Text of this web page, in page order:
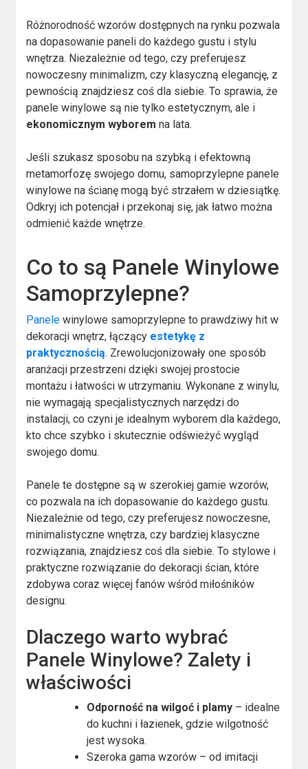
Różnorodność wzorów dostępnych na rynku pozwala
na dopasowanie paneli do każdego gustu i stylu
wnętrza. Niezależnie od tego, czy preferujesz
nowoczesny minimalizm, czy klasyczną elegancję, z
pewnością znajdziesz coś dla siebie. To sprawia, że
panele winylowe są nie tylko estetycznym, ale i
ekonomicznym wyborem na lata.
Jeśli szukasz sposobu na szybką i efektowną
metamorfozę swojego domu, samoprzylepne panele
winylowe na ścianę mogą być strzałem w dziesiątkę.
Odkryj ich potencjał i przekonaj się, jak łatwo można
odmienić każde wnętrze.
Co to są Panele Winylowe
Samoprzylepne?
Panele winylowe samoprzylepne to prawdziwy hit w
dekoracji wnętrz, łączący estetykę z
praktycznością. Zrewolucjonizowały one sposób
aranżacji przestrzeni dzięki swojej prostocie
montażu i łatwości w utrzymaniu. Wykonane z winylu,
nie wymagają specjalistycznych narzędzi do
instalacji, co czyni je idealnym wyborem dla każdego,
kto chce szybko i skutecznie odświeżyć wygląd
swojego domu.
Panele te dostępne są w szerokiej gamie wzorów,
co pozwala na ich dopasowanie do każdego gustu.
Niezależnie od tego, czy preferujesz nowoczesne,
minimalistyczne wnętrza, czy bardziej klasyczne
rozwiązania, znajdziesz coś dla siebie. To stylowe i
praktyczne rozwiązanie do dekoracji ścian, które
zdobywa coraz więcej fanów wśród miłośników
designu.
Dlaczego warto wybrać
Panele Winylowe? Zalety i
właściwości
Odporność na wilgoć i plamy – idealne
do kuchni i łazienek, gdzie wilgotność
jest wysoka.
Szeroka gama wzorów – od imitacji